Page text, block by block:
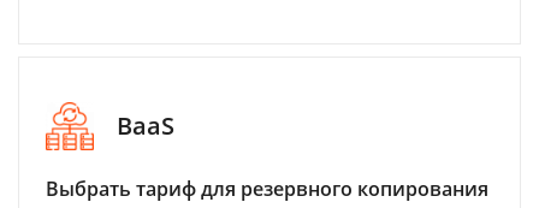
BaaS
Выбрать тариф для резервного копирования